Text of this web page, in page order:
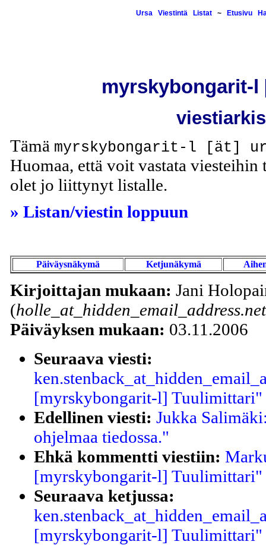
Ursa Viestintä Listat ~ Etusivu
myrskybongarit-l
Tämä myrskybongarit-l [ät]
Huomaa, että voit vastata viesteihin
olet jo liittynyt listalle.
» Listan/viestin loppuun
Päiväysnäkymä Ketjunäkymä
Kirjoittajan mukaan: Jani
(holle_at_hidden_email_address.net
Päiväyksen mukaan: 03.11.2006
Seuraava viesti:
[myrskybongarit-l] Tuulimittari"
Edellinen viesti: Jukka
ohjelmaa tiedossa."
Ehkä kommentti viestiin:
[myrskybongarit-l] Tuulimittari"
Seuraava ketjussa:
[myrskybongarit-l] Tuulimittari"